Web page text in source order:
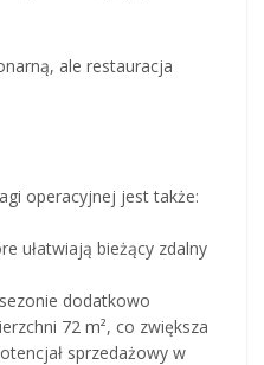
ale restauracja
operacyjnej jest także:
ułatwiają bieżący zdalny
dodatkowo
72 m², co zwiększa
sprzedażowy w